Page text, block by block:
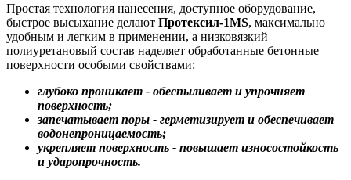
Простая технология нанесения, доступное оборудование,
быстрое высыхание делают Протексил-1MS, максимально
удобным и легким в применении, а низковязкий
полиуретановый состав наделяет обработанные бетонные
поверхности особыми свойствами:
глубоко проникает - обеспыливает и упрочняет
поверхность;
запечатывает поры - герметизирует и обеспечивает
водонепроницаемость;
укрепляет поверхность - повышает износостойкость
и ударопрочность.